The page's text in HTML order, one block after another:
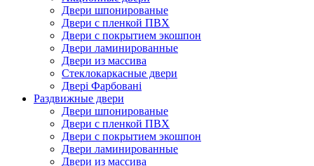
Двери шпонированые
Двери с пленкой ПВХ
Двери с покрытием экошпон
Двери ламинированные
Двери из массива
Стеклокаркасные двери
Двері Фарбовані
Раздвижные двери
Двери шпонированые
Двери с пленкой ПВХ
Двери с покрытием экошпон
Двери ламинированные
Двери из массива